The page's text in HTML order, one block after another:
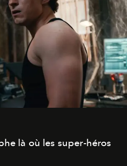
là où les super-héros